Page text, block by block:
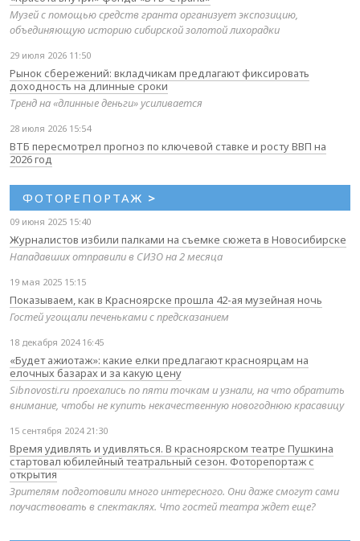
Музей с помощью средств гранта организует экспозицию,
объединяющую историю сибирской золотой лихорадки
29 июля 2026 11:50
Рынок сбережений: вкладчикам предлагают фиксировать
доходность на длинные сроки
Тренд на «длинные деньги» усиливается
28 июля 2026 15:54
ВТБ пересмотрел прогноз по ключевой ставке и росту ВВП на
2026 год
ФОТОРЕПОРТАЖ >
09 июня 2025 15:40
Журналистов избили палками на съемке сюжета в Новосибирске
Нападавших отправили в СИЗО на 2 месяца
19 мая 2025 15:15
Показываем, как в Красноярске прошла 42-ая музейная ночь
Гостей угощали печеньками с предсказанием
18 декабря 2024 16:45
«Будет ажиотаж»: какие елки предлагают красноярцам на
елочных базарах и за какую цену
Sibnovosti.ru проехались по пяти точкам и узнали, на что обратить
внимание, чтобы не купить некачественную новогоднюю красавицу
15 сентября 2024 21:30
Время удивлять и удивляться. В красноярском театре Пушкина
стартовал юбилейный театральный сезон. Фоторепортаж с
открытия
Зрителям подготовили много интересного. Они даже смогут сами
поучаствовать в спектаклях. Что гостей театра ждет еще?